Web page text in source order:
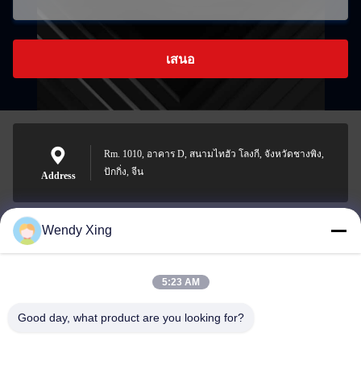
เสนอ
Address
Rm. 1010, อาคาร D, สนามไทฮัว โลงกี, จังหวัดชางพิง,
ปักกิ่ง, จีน
jesingd@vip.sina.com
Wendy Xing
5:23 AM
Good day, what product are you looking for?